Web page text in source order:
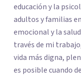
educación y la
adultos y familias
emocional y la salud mental. Mi
través de mi
vida más digna,
es posible cuando